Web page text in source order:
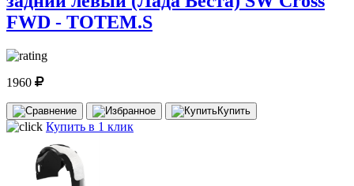
FWD - TOTEM.S
1960
Купить
Купить в 1 клик